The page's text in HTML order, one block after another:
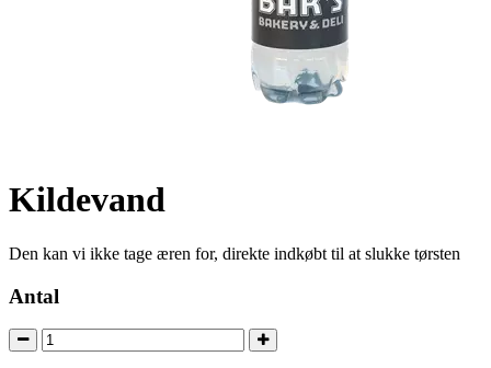
Kildevand
Den kan vi ikke tage æren for, direkte indkøbt til at slukke tørsten
Antal